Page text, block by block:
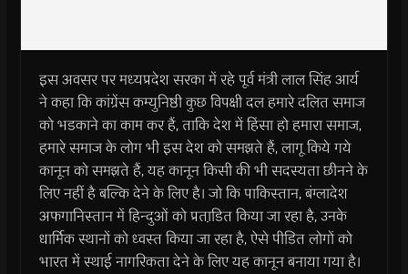
इस अवसर पर मध्यप्रदेश सरका में रहे पूर्व मंत्री लाल सिंह आर्य
ने कहा कि कांग्रेंस कम्युनिष्ठी कुछ विपक्षी दल हमारे दलित समाज
को भडकाने का काम कर हैं, ताकि देश में हिंसा हो हमारा समाज,
हमारे समाज के लोग भी इस देश को समझते हैं, लागू किये गये
कानून को समझते हैं, यह कानून किसी की भी सदस्यता छीनने के
लिए नहीं है बल्कि देने के लिए है। जो कि पाकिस्तान, बंग्लादेश
अफगानिस्तान में हिन्दुओं को प्रताडि़त किया जा रहा है, उनके
धार्मिक स्थानों को ध्वस्त किया जा रहा है, ऐसे पीडित लोगों को
भारत में स्थाई नागरिकता देने के लिए यह कानून बनाया गया है।